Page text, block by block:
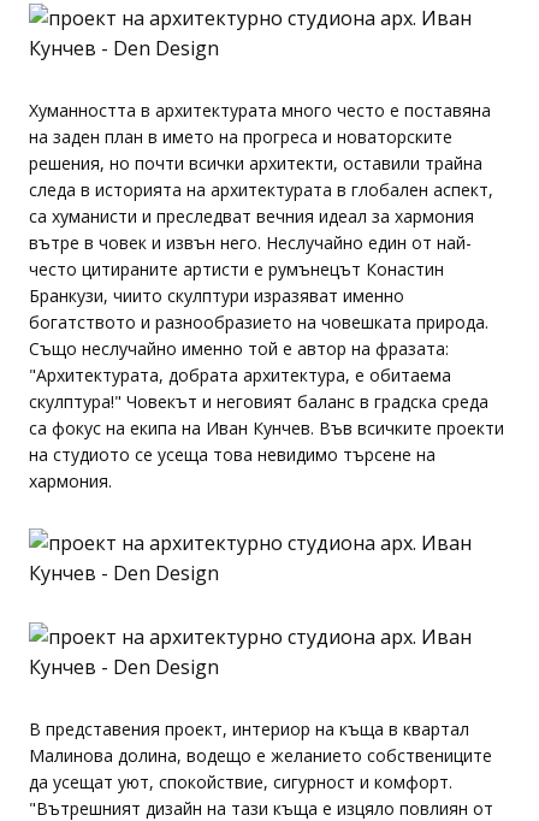
Хуманността в архитектурата много често е поставяна
на заден план в името на прогреса и новаторските
решения, но почти всички архитекти, оставили трайна
следа в историята на архитектурата в глобален аспект,
са хуманисти и преследват вечния идеал за хармония
вътре в човек и извън него. Неслучайно един от най-
често цитираните артисти е румънецът Конастин
Бранкузи, чиито скулптури изразяват именно
богатството и разнообразието на човешката природа.
Също неслучайно именно той е автор на фразата:
"Архитектурата, добрата архитектура, е обитаема
скулптура!" Човекът и неговият баланс в градска среда
са фокус на екипа на Иван Кунчев. Във всичките проекти
на студиото се усеща това невидимо търсене на
хармония.
В представения проект, интериор на къща в квартал
Малинова долина, водещо е желанието собствениците
да усещат уют, спокойствие, сигурност и комфорт.
"Вътрешният дизайн на тази къща е изцяло повлиян от